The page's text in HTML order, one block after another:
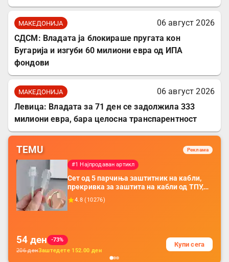
МАКЕДОНИЈА
06 август 2026
СДСМ: Владата ја блокираше пругата кон
Бугарија и изгуби 60 милиони евра од ИПА
фондови
МАКЕДОНИЈА
06 август 2026
Левица: Владата за 71 ден се задолжила 333
милиони евра, бара целосна транспарентност
TEMU Реклама
#1 Најпродаван артикл
Сет од 5 парчиња заштитник на кабли,
прекривка за заштита на кабли од ТПУ,
додатоци за заштита на кабли, без
батерија, за мобилни телефони, комплет
4.8 ( 10276)
54 ден
-73%
206денЗаштедете 152.00 ден
Купи сега